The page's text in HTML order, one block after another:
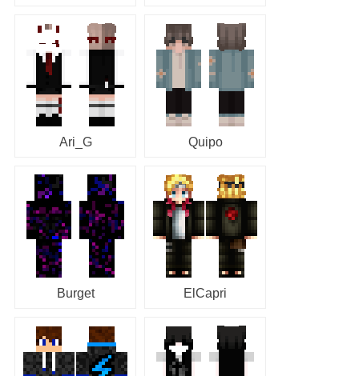
Ari_G Quipo
Burget ElCapri